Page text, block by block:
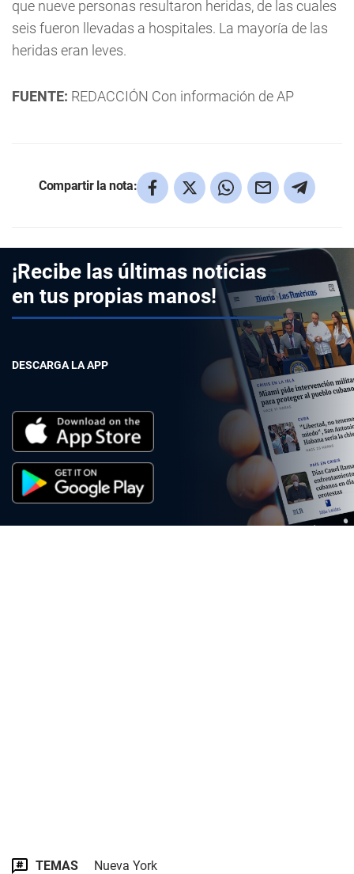
que nueve personas resultaron heridas, de las cuales
seis fueron llevadas a hospitales. La mayoría de las
heridas eran leves.
FUENTE: REDACCIÓN Con información de AP
Compartir la nota:
¡Recibe las últimas noticias
en tus propias manos!
DESCARGA LA APP
TEMAS Nueva York